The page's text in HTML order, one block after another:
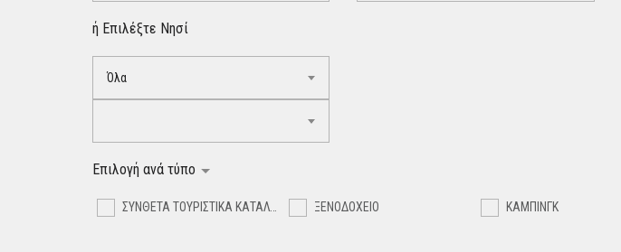
ή Επιλέξτε Νησί
Όλα
Επιλογή ανά τύπο
ΣΥΝΘΕΤΑ ΤΟΥΡΙΣΤΙΚΑ ΚΑΤΑΛΥΜΑΤΑ ΞΕΝΟΔΟΧΕΙΟ ΚΑΜΠΙΝΓΚ